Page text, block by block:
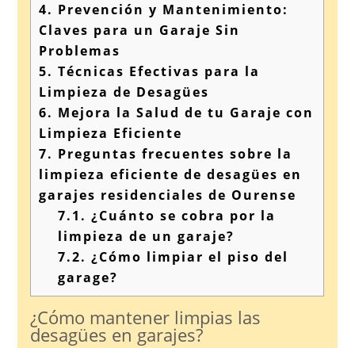
4. Prevención y Mantenimiento:
Claves para un Garaje Sin
Problemas
5. Técnicas Efectivas para la
Limpieza de Desagües
6. Mejora la Salud de tu Garaje con
Limpieza Eficiente
7. Preguntas frecuentes sobre la
limpieza eficiente de desagües en
garajes residenciales de Ourense
7.1. ¿Cuánto se cobra por la
limpieza de un garaje?
7.2. ¿Cómo limpiar el piso del
garage?
¿Cómo mantener limpias las
desagües en garajes?